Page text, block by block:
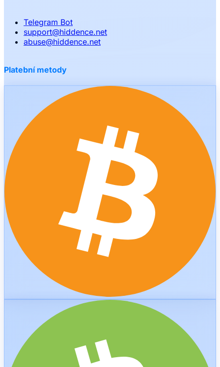
Telegram Bot
support@hiddence.net
abuse@hiddence.net
Platební metody